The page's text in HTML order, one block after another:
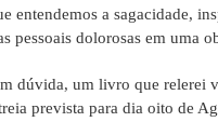
entendemos a sagacidade,
pessoais dolorosas em uma
dúvida, um livro que relerei
prevista para dia oito de